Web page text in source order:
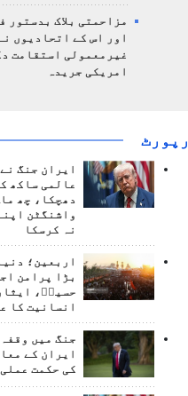
مزاحمتی بلاک بدستور
اور اس کے اتحادیوں
غیرمعمولی استقامت
امریکی جریدہ
رپورٹ
ایران جنگ
عالمی ساکھ
دھچکا، چھ
واشنگٹن
نہ کرسکا
اربعین؛
بڑا پرامن
حسینؑ،
انسانیت کا
جنگ میں
ایران کے
کی حکمت